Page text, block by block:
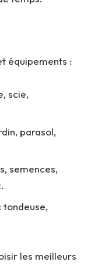
équipements :
scie,
parasol,
semences,
: tondeuse,
les meilleurs